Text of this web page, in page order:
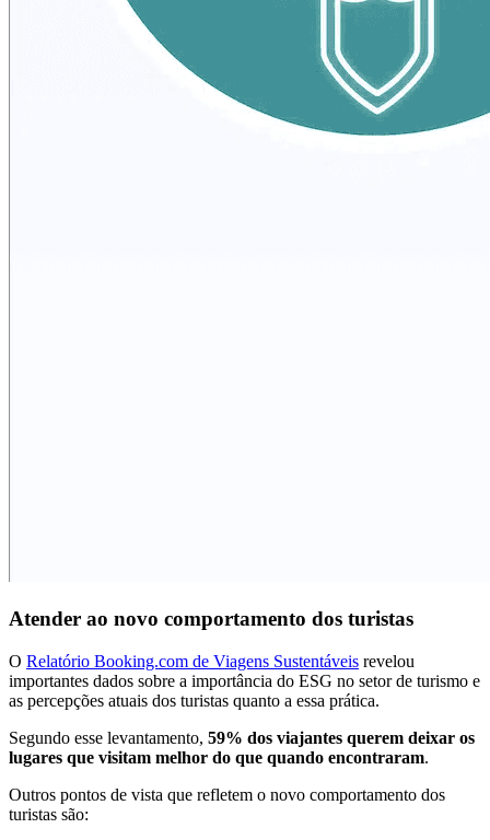
Atender ao novo comportamento dos turistas
O Relatório Booking.com de Viagens Sustentáveis revelou
importantes dados sobre a importância do ESG no setor de turismo e
as percepções atuais dos turistas quanto a essa prática.
Segundo esse levantamento, 59% dos viajantes querem deixar os
lugares que visitam melhor do que quando encontraram.
Outros pontos de vista que refletem o novo comportamento dos
turistas são: